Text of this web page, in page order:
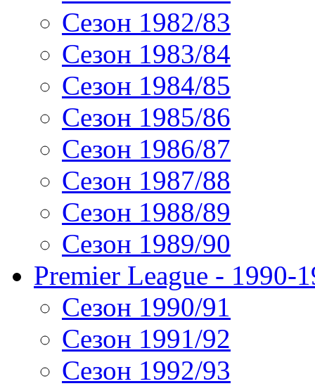
Сезон 1982/83
Сезон 1983/84
Сезон 1984/85
Сезон 1985/86
Сезон 1986/87
Сезон 1987/88
Сезон 1988/89
Сезон 1989/90
Premier League - 1990-
Сезон 1990/91
Сезон 1991/92
Сезон 1992/93